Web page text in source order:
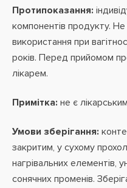
Протипоказання:
компонентів продукту.
використання при
років. Перед прийомом
лікарем.
Примітка: не є
Умови зберігання:
закритим, у сухому
нагрівальних елементів,
сонячних променів.